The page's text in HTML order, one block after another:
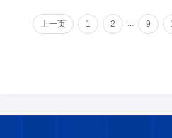
上一页 1 2 ... 9